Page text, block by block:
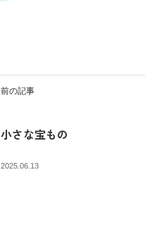
前の記事
小さな宝もの
2025.06.13